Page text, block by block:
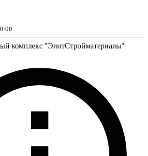
комплекс "ЭлитСтройматериалы"